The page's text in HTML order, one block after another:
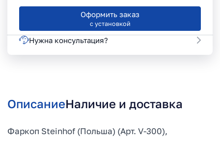
Оформить заказ
с установкой
Нужна консультация?
ОписаниеНаличие и доставка
Фаркоп Steinhof (Польша) (Арт. V-300),